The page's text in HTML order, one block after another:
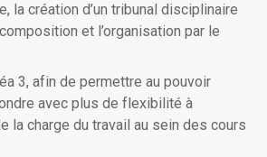
la création d’un tribunal disciplinaire
et l’organisation par le
3, afin de permettre au pouvoir
avec plus de flexibilité à
la charge du travail au sein des cours